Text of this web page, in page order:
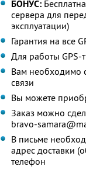
БОНУС:
сервера для
эксплуатации)
Гарантия на все
Для работы GPS-
Вам необходимо
связи
Вы можете
Заказ можно
bravo-
В письме
адрес доставки
телефон